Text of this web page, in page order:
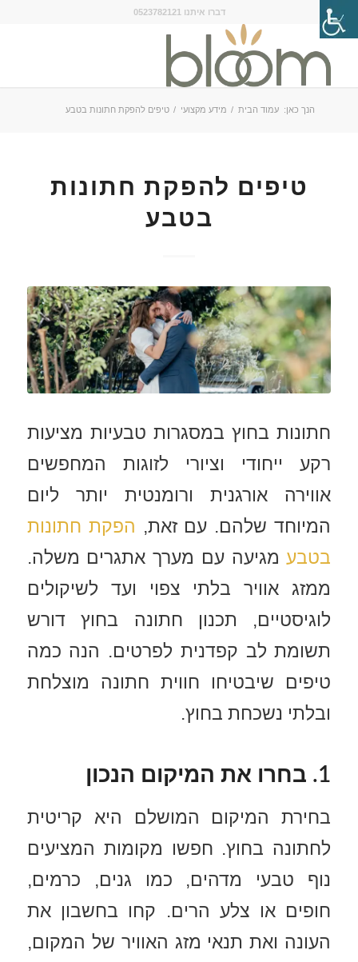
דברו איתנו 0523782121
הנך כאן: עמוד הבית / מידע מקצועי / טיפים להפקת חתונות בטבע
טיפים להפקת חתונות
בטבע
חתונות בחוץ במסגרות טבעיות מציעות
רקע ייחודי וציורי לזוגות המחפשים
אווירה אורגנית ורומנטית יותר ליום
המיוחד שלהם. עם זאת, הפקת חתונות
בטבע מגיעה עם מערך אתגרים משלה.
ממזג אוויר בלתי צפוי ועד לשיקולים
לוגיסטיים, תכנון חתונה בחוץ דורש
תשומת לב קפדנית לפרטים. הנה כמה
טיפים שיבטיחו חווית חתונה מוצלחת
ובלתי נשכחת בחוץ.
1. בחרו את המיקום הנכון
בחירת המיקום המושלם היא קריטית
לחתונה בחוץ. חפשו מקומות המציעים
נוף טבעי מדהים, כמו גנים, כרמים,
חופים או צלע הרים. קחו בחשבון את
העונה ואת תנאי מזג האוויר של המקום,